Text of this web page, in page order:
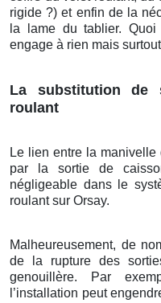
rigide ?) et enfin de la
la lame du tablier.
engage à rien mais
La substitution de
roulant
Le lien entre la manivelle
par la sortie de
négligeable dans le
roulant sur Orsay.
Malheureusement, de
de la rupture des
genouillère. Par
l’installation peut